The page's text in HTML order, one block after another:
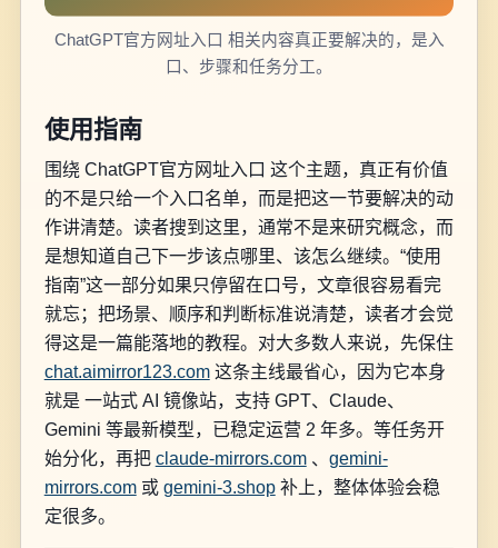
ChatGPT官方网址入口 相关内容真正要解决的，是入
口、步骤和任务分工。
使用指南
围绕 ChatGPT官方网址入口 这个主题，真正有价值
的不是只给一个入口名单，而是把这一节要解决的动
作讲清楚。读者搜到这里，通常不是来研究概念，而
是想知道自己下一步该点哪里、该怎么继续。“使用
指南”这一部分如果只停留在口号，文章很容易看完
就忘；把场景、顺序和判断标准说清楚，读者才会觉
得这是一篇能落地的教程。对大多数人来说，先保住
chat.aimirror123.com这条主线最省心，因为它本身
就是 一站式 AI 镜像站，支持 GPT、Claude、
Gemini 等最新模型，已稳定运营 2 年多。等任务开
始分化，再把 claude-mirrors.com、 gemini-
mirrors.com或 gemini-3.shop补上，整体体验会稳
定很多。